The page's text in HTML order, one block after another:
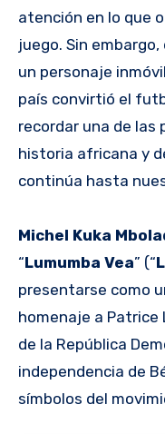
atención en lo que
juego. Sin
un personaje
país convirtió el
recordar una de las
historia africana y
continúa hasta
Michel Kuka
“Lumumba Vea” (“
presentarse como
homenaje a Patrice
de la República
independencia de
símbolos del